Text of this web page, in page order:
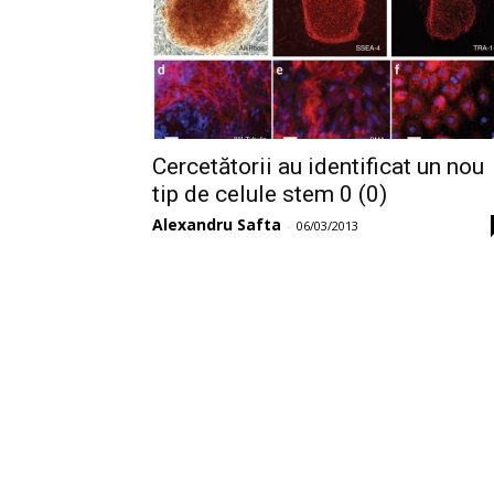
Cercetătorii au identificat un nou
tip de celule stem 0 (0)
Alexandru Safta - 06/03/2013